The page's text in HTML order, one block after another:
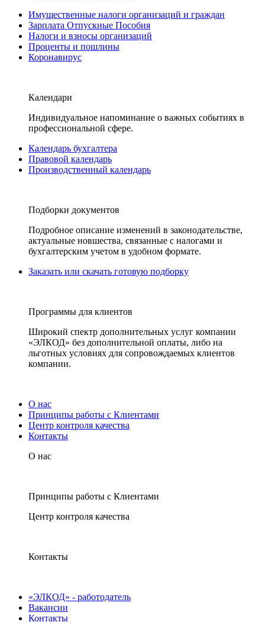
Имущественные налоги организаций и граждан
Зарплата Отпускные Пособия
Налоги и взносы организаций
Проценты и пошлины
Коронавирус
Календари
Индивидуальное напоминание о важных событиях в
профессиональной сфере.
Календарь бухгалтера
Правовой календарь
Производственный календарь
Подборки документов
Подробное описание изменений в законодательстве,
актуальные новшества, связанные с налогами и
бухгалтерским учетом в удобном формате.
Заказать или скачать готовую подборку
Программы для клиентов
Широкий спектр дополнительных услуг компании
«ЭЛКОД» без дополнительной оплаты, либо на
льготных условиях для сопровождаемых клиентов
компании.
О нас
Принципы работы с Клиентами
Центр контроля качества
Контакты
О нас
Принципы работы с Клиентами
Центр контроля качества
Контакты
«ЭЛКОД» - работодатель
Вакансии
Контакты